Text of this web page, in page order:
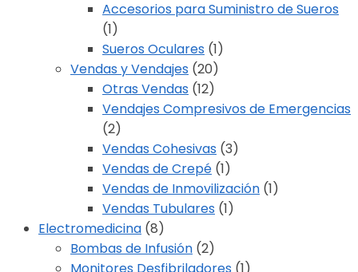
Accesorios para Suministro de Sueros
(1)
Sueros Oculares (1)
Vendas y Vendajes (20)
Otras Vendas (12)
Vendajes Compresivos de Emergencias
(2)
Vendas Cohesivas (3)
Vendas de Crepé (1)
Vendas de Inmovilización (1)
Vendas Tubulares (1)
Electromedicina (8)
Bombas de Infusión (2)